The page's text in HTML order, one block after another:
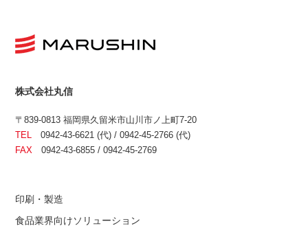
株式会社丸信
〒839-0813 福岡県久留米市山川市ノ上町7-20
TEL 0942-43-6621 (代) / 0942-45-2766 (代)
FAX 0942-43-6855 / 0942-45-2769
印刷・製造
食品業界向けソリューション